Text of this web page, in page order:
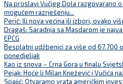
Na proslavi Vučjeg Dola razgovarano
mogućem razrješenju...
Perić: Ili nova većina ili izbori, ovako
Dragaš: Saradnja sa Masdarom je
EPCG
Besplatni udžbenici za više od 67.700
ponedjeljak
Kao iz snova – Crna Gora u finalu
Pejak: Hoće li Milan Knežević i Vučića
Spajić: Otvaramo vrata američkim